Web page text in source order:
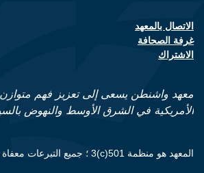
Footer contact links
الاتصال بالمعهد
غرفة الصحافة
الاشتراك
معهد واشنطن يسعى إلى تعزيز فهم
الأمريكية في الشرق الأوسط والنهوض
المعهد هو منظمة 501(c)3 ؛ جميع التبرعات معفاة من الضرائب.